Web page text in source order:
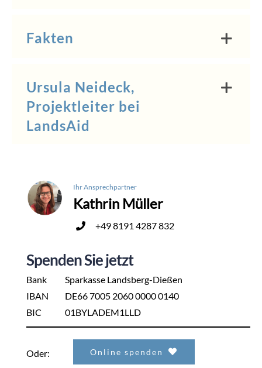
Fakten
Ursula Neideck,
Projektleiter bei
LandsAid
Ihr Ansprechpartner
Kathrin Müller
+49 8191 4287 832
Spenden Sie jetzt
Bank
IBAN
BIC
Sparkasse Landsberg-Dießen
DE66 7005 2060 0000 0140
01BYLADEM1LLD
Oder: Online spenden